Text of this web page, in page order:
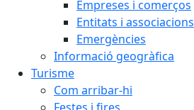
Empreses i comerços
Entitats i associacions
Emergències
Informació geogràfica
Turisme
Com arribar-hi